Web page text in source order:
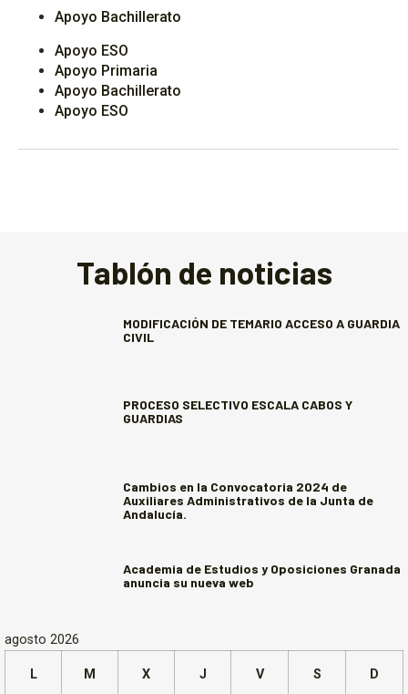
Apoyo Bachillerato
Apoyo ESO
Apoyo Primaria
Apoyo Bachillerato
Apoyo ESO
Tablón de noticias
MODIFICACIÓN DE TEMARIO ACCESO A GUARDIA
CIVIL
PROCESO SELECTIVO ESCALA CABOS Y
GUARDIAS
Cambios en la Convocatoria 2024 de
Auxiliares Administrativos de la Junta de
Andalucía.
Academia de Estudios y Oposiciones Granada
anuncia su nueva web
agosto 2026
L M X J V S D